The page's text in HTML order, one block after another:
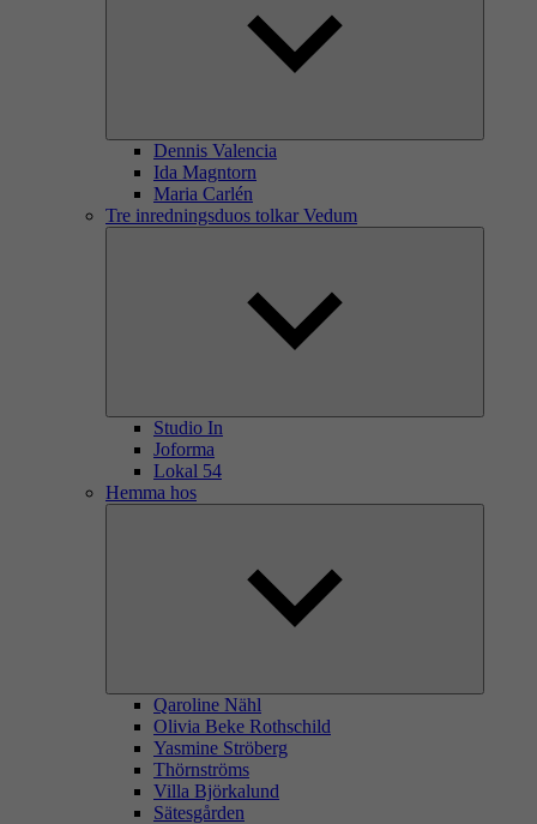
Dennis Valencia
Ida Magntorn
Maria Carlén
Tre inredningsduos tolkar Vedum
Studio In
Joforma
Lokal 54
Hemma hos
Qaroline Nähl
Olivia Beke Rothschild
Yasmine Ströberg
Thörnströms
Villa Björkalund
Sätesgården